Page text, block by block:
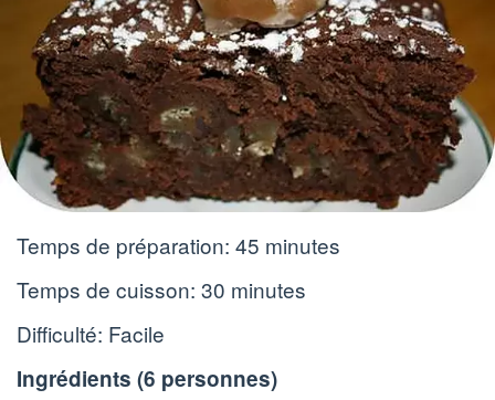
Temps de préparation: 45 minutes
Temps de cuisson: 30 minutes
Difficulté: Facile
Ingrédients (6 personnes)